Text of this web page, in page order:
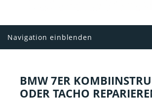
Navigation einblenden
BMW 7ER
ODER TACHO